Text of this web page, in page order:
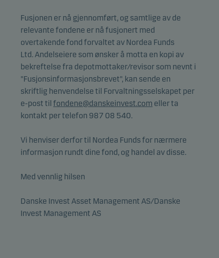
Fusjonen er nå gjennomført, og samtlige av de
relevante fondene er nå fusjonert med
overtakende fond forvaltet av Nordea Funds
Ltd. Andelseiere som ønsker å motta en kopi av
bekreftelse fra depotmottaker/revisor som nevnt i
"Fusjonsinformasjonsbrevet", kan sende en
skriftlig henvendelse til Forvaltningsselskapet per
e-post til fondene@danskeinvest.com eller ta
kontakt per telefon 987 08 540.
Vi henviser derfor til Nordea Funds for nærmere
informasjon rundt dine fond, og handel av disse.
Med vennlig hilsen
Danske Invest Asset Management AS/Danske
Invest Management AS